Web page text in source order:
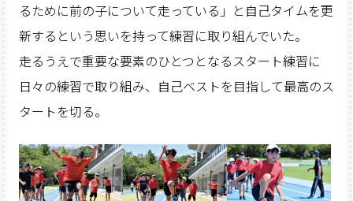
るために前の子について走っている」と自己タイムを更
新するという思いを持って練習に取り組んでいた。
走るうえで重要な要素のひとつとなるスタート練習に
日々の練習で取り組み、自己ベストを目指して最高のス
タートを切る。